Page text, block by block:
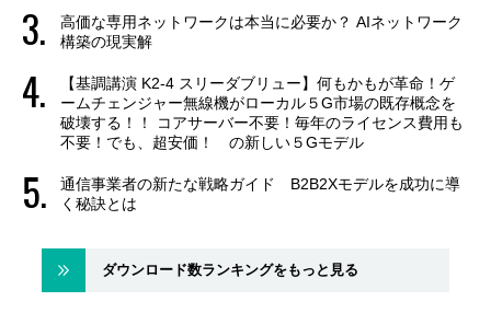
高価な専用ネットワークは本当に必要か？ AIネットワーク
構築の現実解
【基調講演 K2-4 スリーダブリュー】何もかもが革命！ゲ
ームチェンジャー無線機がローカル５G市場の既存概念を
破壊する！！ コアサーバー不要！毎年のライセンス費用も
不要！でも、超安価！ の新しい５Gモデル
通信事業者の新たな戦略ガイド B2B2Xモデルを成功に導
く秘訣とは
ダウンロード数ランキングをもっと見る